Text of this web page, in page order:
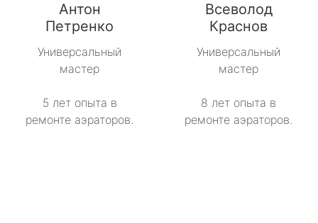
Антон
Петренко
Универсальный
мастер
5 лет опыта в
ремонте аэраторов.
Всеволод
Краснов
Универсальный
мастер
8 лет опыта в
ремонте аэраторов.